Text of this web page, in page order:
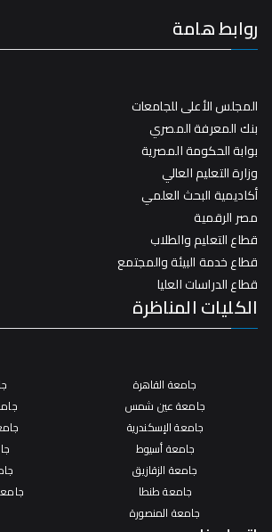
روابط هامة
المجلس الأعلى للجامعات
بنك المعرفة المصري
بوابة الحكومة المصرية
وزارة التعليم العالي
أكاديمية البحث العلمي
مصر الرقمية
قطاع التعليم والطلاب
قطاع خدمة البيئة والمجتمع
قطاع الدراسات العليا
الكليات المناظرة
جامعة القاهرة
جامعة عين شمس
جامعة الإسكندرية
جامعة أسيوط
جامعة الزقازيق
جامعة طنطا
جامعة المنصورة